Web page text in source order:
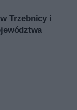
Trzebnicy i